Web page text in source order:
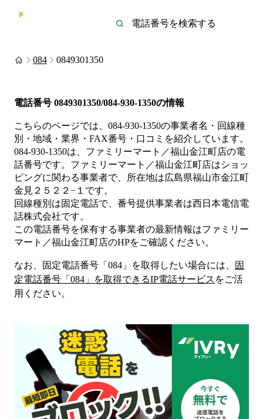
084 0849301350
電話番号 0849301350/084-930-1350の情報
こちらのページでは、 084-930-1350の事業者名・回線種
別・地域・業界・FAX番号・口コミを紹介しています。
084-930-1350は、 ファミリーマート／福山金江町店の電
話番号です。 ファミリーマート／福山金江町店はショッ
ピングに関わる事業者で、所在地は広島県福山市金江町
金見２５２２−１ です。
回線種別は固定電話で、番号提供事業者は西日本電信電
話株式会社です。
この電話番号を保有する事業者の最新情報はファミリー
マート／福山金江町店のHPをご確認ください。
なお、固定電話番号「 084 」を取得したい場合には、
固
定電話番号「 084 」を取得できるIP電話サービス をご活
用ください。